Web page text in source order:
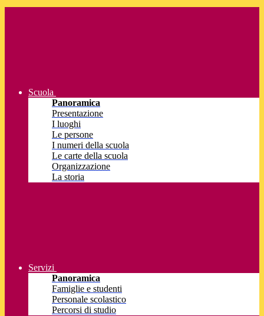
Scuola
Panoramica
Presentazione
I luoghi
Le persone
I numeri della scuola
Le carte della scuola
Organizzazione
La storia
Servizi
Panoramica
Famiglie e studenti
Personale scolastico
Percorsi di studio